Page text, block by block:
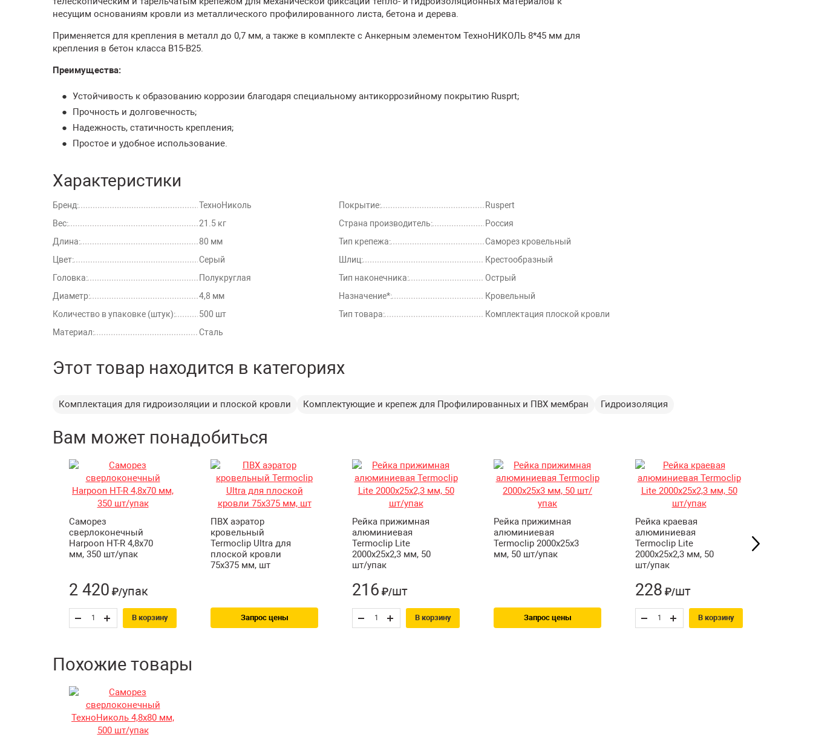
несущим основаниям кровли из металлического профилированного листа, бетона и дерева.
Применяется для крепления в металл до 0,7 мм, а также в комплекте с Анкерным элементом ТехноНИКОЛЬ 8*45 мм для
крепления в бетон класса B15-B25.
Преимущества:
Устойчивость к образованию коррозии благодаря специальному антикоррозийному покрытию Rusprt;
Прочность и долговечность;
Надежность, статичность крепления;
Простое и удобное использование.
Характеристики
Бренд:
ТехноНиколь
Вес:
21.5 кг
Длина:
80 мм
Цвет:
Серый
Головка:
Полукруглая
Диаметр:
4,8 мм
Количество в упаковке (штук):
500 шт
Материал:
Сталь
Покрытие:
Ruspert
Страна производитель:
Россия
Тип крепежа:
Саморез кровельный
Шлиц:
Крестообразный
Тип наконечника:
Острый
Назначение*:
Кровельный
Тип товара:
Комплектация плоской кровли
Этот товар находится в категориях
Комплектация для гидроизоляции и плоской кровли Комплектующие и крепеж для Профилированных и ПВХ мембран Гидроизоляция
Вам может понадобиться
Саморез
сверлоконечный
Harpoon HT-R 4,8х70
мм, 350 шт/упак
2 420 ₽/упак
В корзину
ПВХ аэратор
кровельный
Termoclip Ultra для
плоской кровли
75х375 мм, шт
Запрос цены
Рейка прижимная
алюминиевая
Termoclip Lite
2000х25х2,3 мм, 50
шт/упак
216 ₽/шт
В корзину
Рейка прижимная
алюминиевая
Termoclip 2000х25х3
мм, 50 шт/упак
Запрос цены
Рейка краевая
алюминиевая
Termoclip Lite
2000х25х2,3 мм, 50
шт/упак
228 ₽/шт
В корзину
Похожие товары